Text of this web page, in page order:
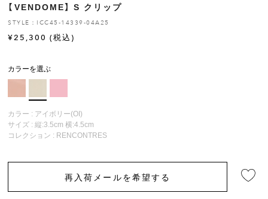
お修理について
【VENDOME】 S クリップ
STYLE：ICC45-14339-04A25
¥25,300 (税込)
カラーを選ぶ
カラー : アイボリー(OI)
サイズ : 縦:3.5cm 横:4.5cm
コレクション : RENCONTRES
再入荷メールを希望する